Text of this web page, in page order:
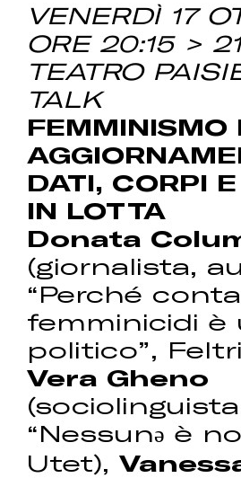
VENERDÌ 17
ORE 20:15 >
TEATRO
TALK
FEMMINISMO
DATI, CORPI
IN LOTTA
Donata
(giornalista,
“Perché
femminicidi è
politico”,
Vera Gheno
“Nessunə è
Utet),